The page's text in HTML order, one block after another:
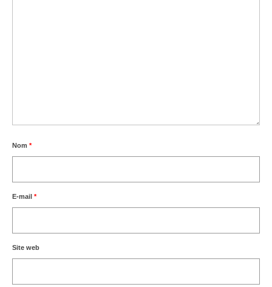
Nom *
E-mail *
Site web